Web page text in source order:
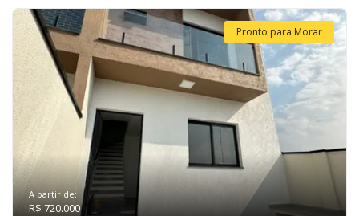
Pronto para Morar
A partir de:
R$ 720.000